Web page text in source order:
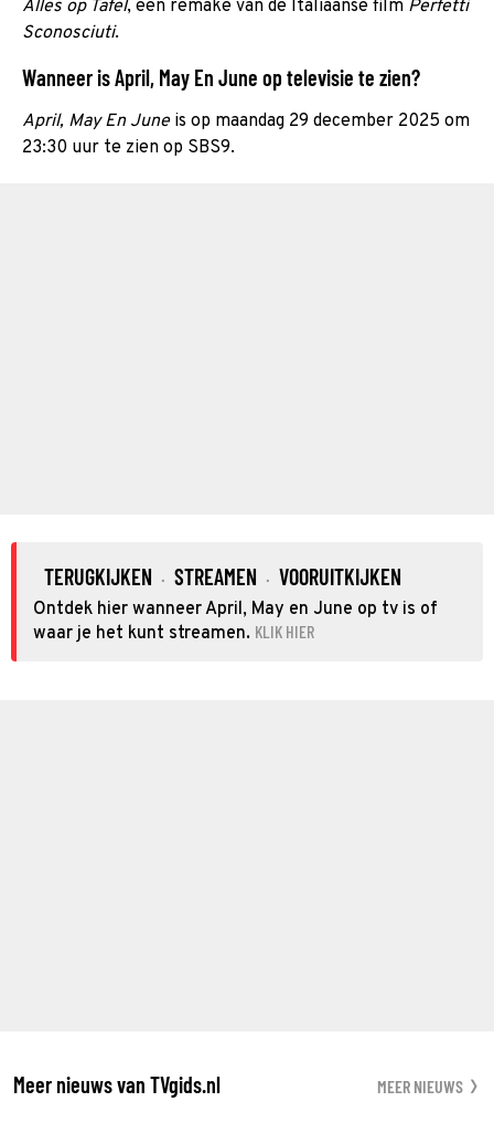
Alles op Tafel, een remake van de Italiaanse film Perfetti
Sconosciuti.
Wanneer is April, May En June op televisie te zien?
April, May En Juneis op maandag 29 december 2025 om
23:30 uur te zien op SBS9.
TERUGKIJKEN · STREAMEN · VOORUITKIJKEN
Ontdek hier wanneer April, May en June op tv is of
waar je het kunt streamen. KLIK HIER
Meer nieuws van TVgids.nl MEER NIEUWS